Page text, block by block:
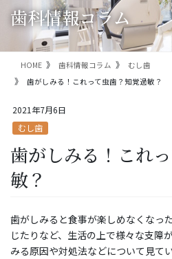
歯科情報コラム
HOME 歯科情報コラム
むし歯
歯がしみる！これって虫歯？知覚過敏？
2021年7月6日
むし歯
歯がしみる！これ
敏？
歯がしみると食事が楽しめなくなっ
じたりなど、生活の上で様々な支障
みる原因や対処法などについて見て